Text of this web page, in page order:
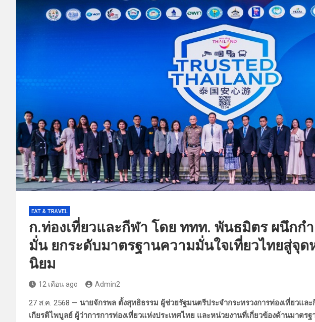
EAT & TRAVEL
ก.ท่องเที่ยวและกีฬา โดย ททท. พันธมิตร ผนึกก
มั่น ยกระดับมาตรฐานความมั่นใจเที่ยวไทยสู่จุ
นิยม
12 เดือน ago Admin2
27 ส.ค. 2568 — นายจักรพล ตั้งสุทธิธรรม ผู้ช่วยรัฐมนตรีประจำกระทรวงการท่องเที่ยวแล
เกียรติไพบูลย์ ผู้ว่าการการท่องเที่ยวแห่งประเทศไทย และหน่วยงานที่เกี่ยวข้องด้านมาตร